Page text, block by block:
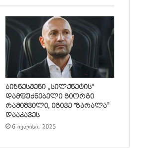
ბიზნესმენი „სილქნეტის“
დამფუძნებელი გიორგი
რამიშვილი, იგივე “ზარალა”
დააკავეს
6 ივლისი, 2025